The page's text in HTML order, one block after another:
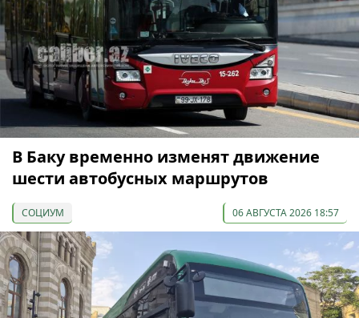
В Баку временно изменят движение
шести автобусных маршрутов
СОЦИУМ 06 АВГУСТА 2026 18:57